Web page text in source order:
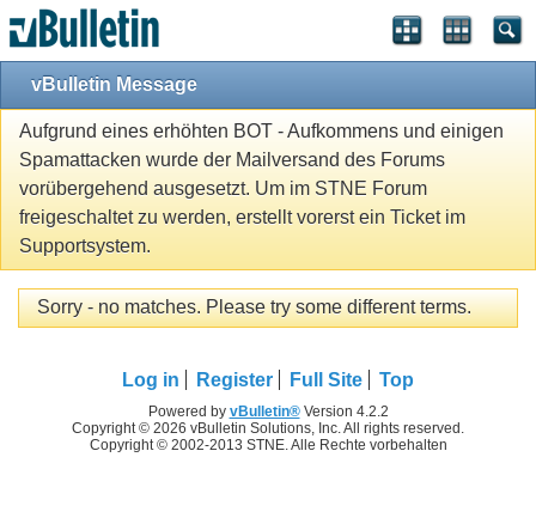
vBulletin Message
Aufgrund eines erhöhten BOT - Aufkommens und einigen
Spamattacken wurde der Mailversand des Forums
vorübergehend ausgesetzt. Um im STNE Forum
freigeschaltet zu werden, erstellt vorerst ein Ticket im
Supportsystem.
Sorry - no matches. Please try some different terms.
Log in Register Full Site Top
Powered by vBulletin®Version 4.2.2
Copyright © 2026 vBulletin Solutions, Inc. All rights reserved.
Copyright © 2002-2013 STNE. Alle Rechte vorbehalten